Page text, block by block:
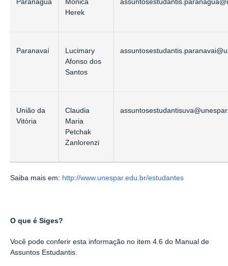
Paranaguá
Monica
Herek
Paranavaí
Lucimary
Afonso dos
Santos
União da
Vitória
Claudia
Maria
Petchak
Zanlorenzi
Saiba mais em: http://www.unespar.edu.br/estudantes
O que é Siges?
Você pode conferir esta informação no item 4.6 do Manual de
Assuntos Estudantis.